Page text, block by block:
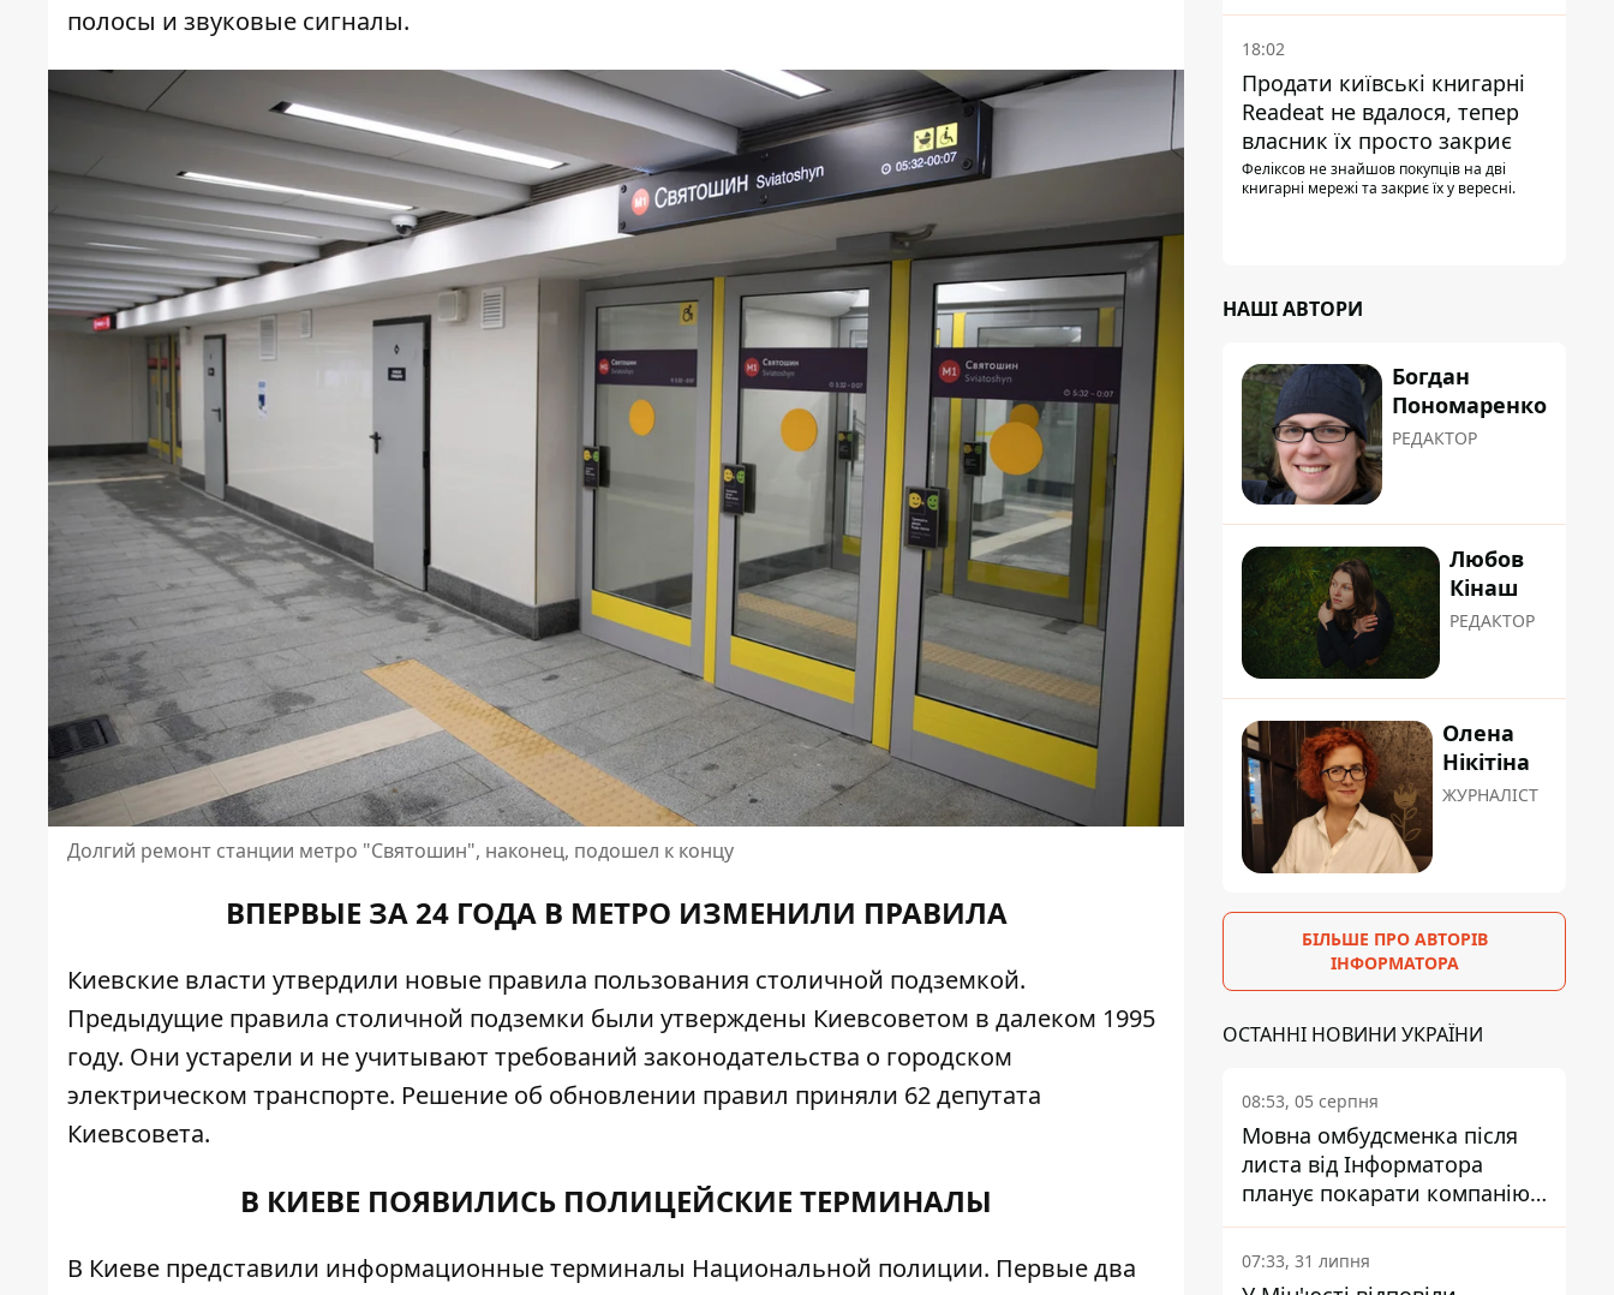
полосы и звуковые сигналы.
Долгий ремонт станции метро "Святошин", наконец, подошел к концу
ВПЕРВЫЕ ЗА 24 ГОДА В МЕТРО ИЗМЕНИЛИ ПРАВИЛА
Киевские власти утвердили новые правила пользования столичной подземкой.
Предыдущие правила столичной подземки были утверждены Киевсоветом в далеком 1995
году. Они устарели и не учитывают требований законодательства о городском
электрическом транспорте. Решение об обновлении правил приняли 62 депутата
Киевсовета.
В КИЕВЕ ПОЯВИЛИСЬ ПОЛИЦЕЙСКИЕ ТЕРМИНАЛЫ
В Киеве представили информационные терминалы Национальной полиции. Первые два
18:02
Продати київські книгарні
Readeat не вдалося, тепер
власник їх просто закриє
Феліксов не знайшов покупців на дві
книгарні мережі та закриє їх у вересні.
НАШІ АВТОРИ
Богдан
Пономаренко
РЕДАКТОР
Любов
Кінаш
РЕДАКТОР
Олена
Нікітіна
ЖУРНАЛІСТ
БІЛЬШЕ ПРО АВТОРІВ
ІНФОРМАТОРА
ОСТАННІ НОВИНИ УКРАЇНИ
08:53, 05 серпня
Мовна омбудсменка після
листа від Інформатора
планує покарати компанію-
підрядника ПриватБанку
07:33, 31 липня